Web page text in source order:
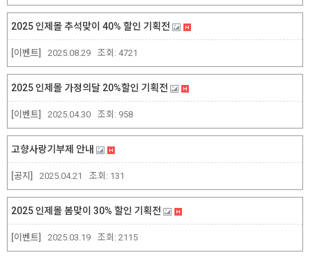
[이벤트]
2025 인제몰 추석맞이 40% 할인 기획전
2025.08.29 조회: 4721
[이벤트]
2025 인제몰 가정의달 20%할인 기획전
2025.04.30 조회: 958
[공지]
고향사랑기부제 안내
2025.04.21 조회: 131
[이벤트]
2025 인제몰 봄맞이 30% 할인 기획전
2025.03.19 조회: 2115